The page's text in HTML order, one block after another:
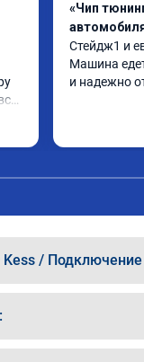
«Чип
Стейдж1 и
Машина
и надежно
Kess /